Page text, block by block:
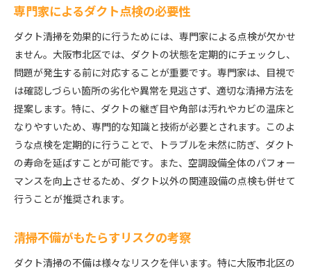
健康的な生活習慣の支援
地域全体への影響とその効果
清掃がもたらす家族の安心感
大阪市北区でのトラブルを防ぐダクト清掃の具体的な
方法
専門家が実践するクリーニング手法
自分でできる簡単メンテナンス方法
プロが勧める最適な清掃頻度
使用するべき清掃道具とその選び方
トラブルを未然に防ぐためのチェックリスト
定期的なダクト清掃が必要な理由大阪市北区での経験
専門家によるダクト点検の必要性
ダクト清掃を効果的に行うためには、専門家による点検が欠かせ
ません。大阪市北区では、ダクトの状態を定期的にチェックし、
問題が発生する前に対応することが重要です。専門家は、目視で
は確認しづらい箇所の劣化や異常を見逃さず、適切な清掃方法を
提案します。特に、ダクトの継ぎ目や角部は汚れやカビの温床と
なりやすいため、専門的な知識と技術が必要とされます。このよ
うな点検を定期的に行うことで、トラブルを未然に防ぎ、ダクト
の寿命を延ばすことが可能です。また、空調設備全体のパフォー
マンスを向上させるため、ダクト以外の関連設備の点検も併せて
行うことが推奨されます。
清掃不備がもたらすリスクの考察
ダクト清掃の不備は様々なリスクを伴います。特に大阪市北区の